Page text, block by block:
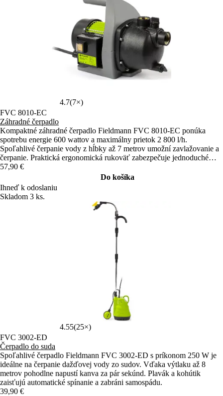
4.7(7×)
FVC 8010-EC
Záhradné čerpadlo
Kompaktné záhradné čerpadlo Fieldmann FVC 8010-EC ponúka
spotrebu energie 600 wattov a maximálny prietok 2 800 l/h.
Spoľahlivé čerpanie vody z hĺbky až 7 metrov umožní zavlažovanie a
čerpanie. Praktická ergonomická rukoväť zabezpečuje jednoduché
ovládanie.
57,90 €
Do košíka
Ihneď k odoslaniu
Skladom 3 ks.
4.55(25×)
FVC 3002-ED
Čerpadlo do suda
Spoľahlivé čerpadlo Fieldmann FVC 3002-ED s príkonom 250 W je
ideálne na čerpanie dažďovej vody zo sudov. Vďaka výtlaku až 8
metrov pohodlne napustí kanva za pár sekúnd. Plavák a kohútik
zaisťujú automatické spínanie a zabráni samospádu.
39,90 €